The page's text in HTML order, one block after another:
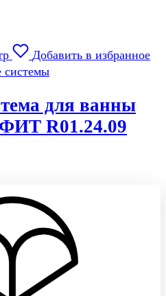
Добавить в избранное
для ванны
R01.24.09